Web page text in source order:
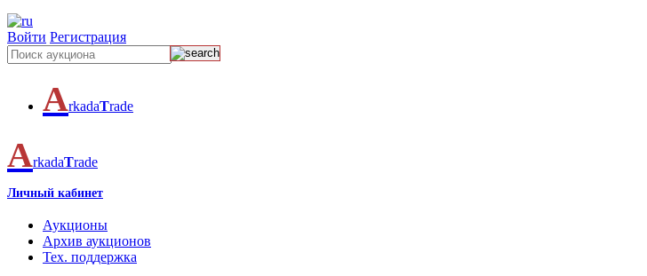
Войти Регистрация
ArkadaTrade
ArkadaTrade
Личный кабинет
Аукционы
Архив аукционов
Тех. поддержка